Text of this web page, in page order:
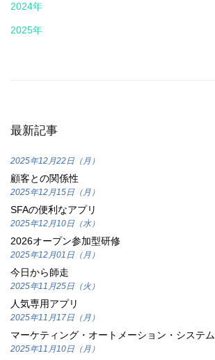
2024年
2025年
最新記事
2025年12月22日（月）
顧客との関係性
2025年12月15日（月）
SFAの便利なアプリ
2025年12月10日（水）
2026オープン参加型研修
2025年12月01日（月）
今日から師走
2025年11月25日（火）
人気専用アプリ
2025年11月17日（月）
マーケティング・オートメーション・システム
2025年11月10日（月）